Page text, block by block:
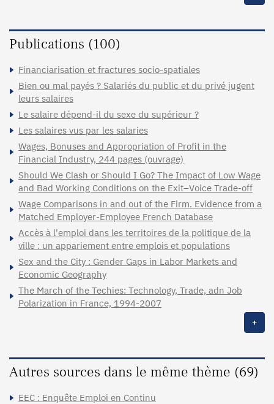
Publications (100)
Financiarisation et fractures socio-spatiales
Bien ou mal payés ? Salariés du public et du privé jugent
leurs salaires
Le salaire dépend-il du sexe du supérieur ?
Les salaires vus par les salaries
Wages, Bonuses and Appropriation of Profit in the
Financial Industry, 244 pages (ouvrage)
Should We Clash or Should I Go? The Impact of Low Wage
and Bad Working Conditions on the Exit–Voice Trade-off
Wage Comparisons in and out of the Firm. Evidence from a
Matched Employer-Employee French Database
Accès à l'emploi dans les territoires de la politique de la
ville : un appariement entre emplois et populations
Sex and the City : Gender Gaps in Labor Markets and
Economic Geography
The March of the Techies: Technology, Trade, adn Job
Polarization in France, 1994-2007
+
Autres sources dans le même thème (69)
EEC : Enquête Emploi en Continu